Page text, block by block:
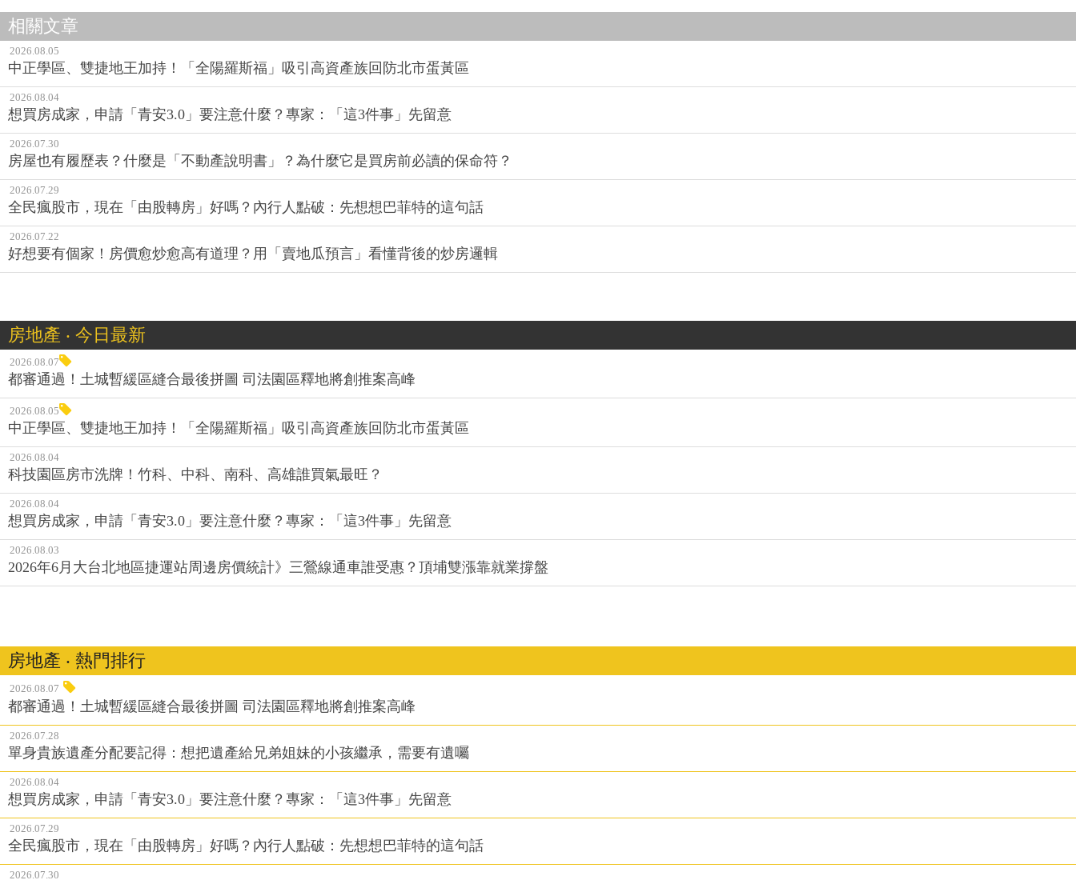
相關文章
2026.08.05
中正學區、雙捷地王加持！「全陽羅斯福」吸引高資產族回防北市蛋黃區
2026.08.04
想買房成家，申請「青安3.0」要注意什麼？專家：「這3件事」先留意
2026.07.30
房屋也有履歷表？什麼是「不動產說明書」？為什麼它是買房前必讀的保命符？
2026.07.29
全民瘋股市，現在「由股轉房」好嗎？內行人點破：先想想巴菲特的這句話
2026.07.22
好想要有個家！房價愈炒愈高有道理？用「賣地瓜預言」看懂背後的炒房邏輯
房地產 ‧ 今日最新
2026.08.07
都審通過！土城暫緩區縫合最後拼圖 司法園區釋地將創推案高峰
2026.08.05
中正學區、雙捷地王加持！「全陽羅斯福」吸引高資產族回防北市蛋黃區
2026.08.04
科技園區房市洗牌！竹科、中科、南科、高雄誰買氣最旺？
2026.08.04
想買房成家，申請「青安3.0」要注意什麼？專家：「這3件事」先留意
2026.08.03
2026年6月大台北地區捷運站周邊房價統計》三鶯線通車誰受惠？頂埔雙漲靠就業撐盤
房地產 ‧ 熱門排行
2026.08.07
都審通過！土城暫緩區縫合最後拼圖 司法園區釋地將創推案高峰
2026.07.28
單身貴族遺產分配要記得：想把遺產給兄弟姐妹的小孩繼承，需要有遺囑
2026.08.04
想買房成家，申請「青安3.0」要注意什麼？專家：「這3件事」先留意
2026.07.29
全民瘋股市，現在「由股轉房」好嗎？內行人點破：先想想巴菲特的這句話
2026.07.30